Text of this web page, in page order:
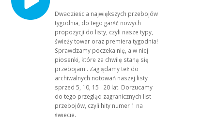
Dwadzieścia największych przebojów
tygodnia, do tego garść nowych
propozycji do listy, czyli nasze typy,
świeży towar oraz premiera tygodnia!
Sprawdzamy poczekalnię, a w niej
piosenki, które za chwilę staną się
przebojami. Zaglądamy też do
archiwalnych notowań naszej listy
sprzed 5, 10, 15 i 20 lat. Dorzucamy
do tego przegląd zagranicznych list
przebojów, czyli hity numer 1 na
świecie.